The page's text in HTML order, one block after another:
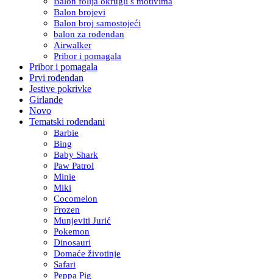
Balon brojevi
Balon broj samostojeći
balon za rođendan
Airwalker
Pribor i pomagala
Pribor i pomagala
Prvi rođendan
Jestive pokrivke
Girlande
Novo
Tematski rođendani
Barbie
Bing
Baby Shark
Paw Patrol
Minie
Miki
Cocomelon
Frozen
Munjeviti Jurić
Pokemon
Dinosauri
Domaće životinje
Safari
Peppa Pig